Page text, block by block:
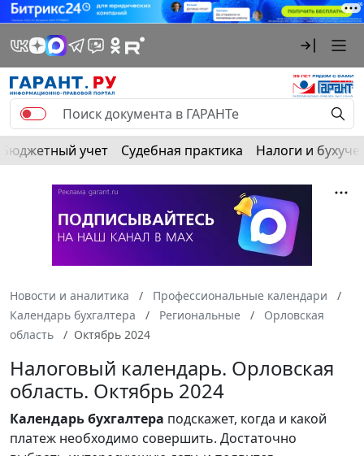
Бюджетный учет Судебная практика Налоги и
Новости и аналитика
Профессиональные календари
Календарь бухгалтера
Региональные
Орловская
область
Октябрь 2024
Налоговый календарь. Орловская
область. Октябрь 2024
Календарьбухгалтера подскажет, когда и какой
платеж необходимо совершить. Достаточно